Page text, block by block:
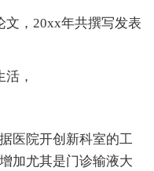
，20xx年共撰写发表
，
院开创新科室的工
加尤其是门诊输液大